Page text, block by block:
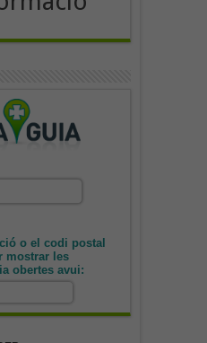
o el codi postal
mostrar les
obertes avui: